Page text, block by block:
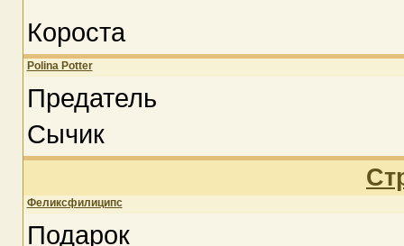
Короста
Polina Potter
Предатель
Сычик
Феликсфилиципс
Подарок